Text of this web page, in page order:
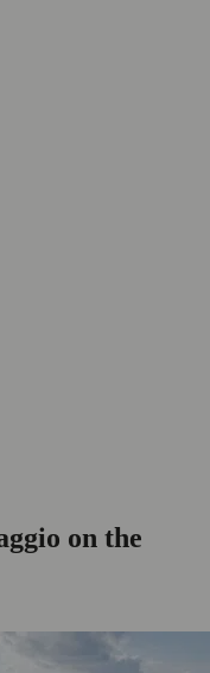
on the